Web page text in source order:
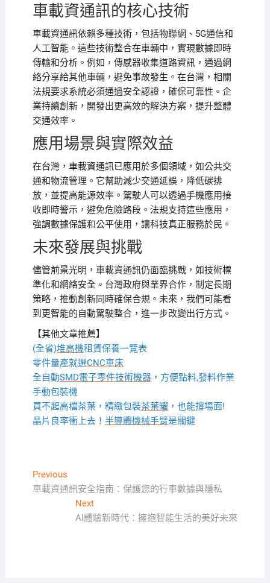
車載資通訊的核心技術
車載資通訊依賴多種技術，包括物聯網、5G通信和
人工智能。這些技術整合在車輛中，實現數據即時
傳輸和分析。例如，傳感器收集道路資訊，通過網
絡分享給其他車輛，避免事故發生。在台灣，相關
法規要求系統必須通過安全認證，確保可靠性。企
業持續創新，開發出更高效的解決方案，提升整體
交通效率。
應用場景與實際效益
在台灣，車載資通訊已應用於多個領域，如公共交
通和物流管理。它幫助減少交通延誤，降低碳排
放，並提高能源效率。駕駛人可以透過手機應用接
收即時警示，避免危險路段。法規支持這些應用，
強調數據保護和公平使用，讓科技真正服務於民。
未來發展與挑戰
儘管前景光明，車載資通訊仍面臨挑戰，如技術標
準化和網絡安全。台灣政府與業界合作，制定長期
策略，推動創新同時確保合規。未來，我們可能看
到更智能的自動駕駛整合，進一步改變出行方式。
【其他文章推薦】
(全省)堆高機租賃保養一覽表
零件量產就選CNC車床
全自動SMD電子零件技術機器，方便點料,發料作業
手動包裝機
買不起高檔茶葉，精緻包裝茶葉罐，也能撐場面!
晶片良率衝上去！ 半導體機械手臂是關鍵
文
章
PreviousPrevious
post:
車載資通訊安全指南：保護您的行車數據與隱私
NextNext
post:
AI體驗新時代：擁抱智能生活的美好未來